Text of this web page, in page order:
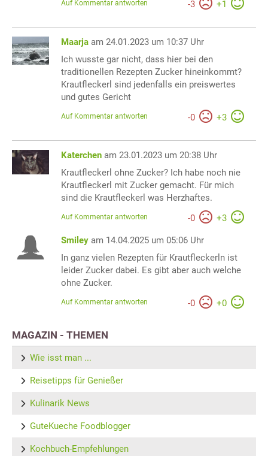
-3 +1
Auf Kommentar antworten
Maarja am 24.01.2023 um 10:37 Uhr
Ich wusste gar nicht, dass hier bei den
traditionellen Rezepten Zucker hineinkommt?
Krautfleckerl sind jedenfalls ein preiswertes
und gutes Gericht
-0 +3
Auf Kommentar antworten
Katerchen am 23.01.2023 um 20:38 Uhr
Krautfleckerl ohne Zucker? Ich habe noch nie
Krautfleckerl mit Zucker gemacht. Für mich
sind die Krautfleckerl was Herzhaftes.
-0 +3
Auf Kommentar antworten
Smiley am 14.04.2025 um 05:06 Uhr
In ganz vielen Rezepten für Krautfleckerln ist
leider Zucker dabei. Es gibt aber auch welche
ohne Zucker.
-0 +0
Auf Kommentar antworten
MAGAZIN - THEMEN
Wie isst man ...
Reisetipps für Genießer
Kulinarik News
GuteKueche Foodblogger
Kochbuch-Empfehlungen